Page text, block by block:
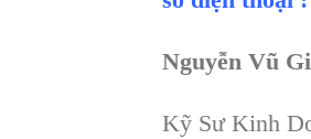
Nguyễn Vũ
Kỹ Sư Kinh